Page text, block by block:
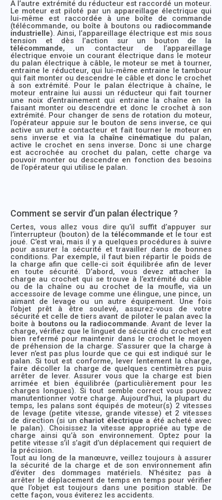
A l’autre extrémité du réducteur est raccordé un moteur.
Le moteur est piloté par un appareillage électrique qui
lui-même est raccordée à une boîte de commande
(télécommande, ou boîte à boutons ou radiocommande
industrielle). Ainsi, l’appareillage électrique est mis sous
tension et dès l’action sur un bouton de la
télécommande, un contacteur de l’appareillage
électrique envoie un courant électrique dans le moteur
du palan électrique à câble, le moteur se met à tourner,
entraine le réducteur, qui lui-même entraine le tambour
qui fait monter ou descendre le câble et donc le crochet
à son extrémité. Pour le palan électrique à chaîne, le
moteur entraine lui aussi un réducteur qui fait tourner
une noix d’entrainement qui entraine la chaîne en la
faisant monter ou descendre et donc le crochet à son
extrémité. Pour changer de sens de rotation du moteur,
l’opérateur appuie sur le bouton de sens inverse, ce qui
active un autre contacteur et fait tourner le moteur en
sens inverse et via la chaîne cinématique du palan,
active le crochet en sens inverse. Donc si une charge
est accrochée au crochet du palan, cette charge va
pouvoir monter ou descendre en fonction des besoins
de l’opérateur qui utilise le palan.
Comment se servir d’un palan électrique ?
Certes, vous allez vous dire qu’il suffit d’appuyer sur
l’interrupteur (bouton) de latélécommande et le tour est
joué. C’est vrai, mais il y a quelques procédures à suivre
pour assurer la sécurité et travailler dans de bonnes
conditions. Par exemple, il faut bien répartir le poids de
la charge afin que celle-ci soit équilibrée afin de lever
en toute sécurité. D’abord, vous devez attacher la
charge au crochet qui se trouve à l’extrémité du câble
ou de la chaîne ou au crochet de la moufle, via un
accessoire de levage comme une élingue, une pince, un
aimant de levage ou un autre équipement. Une fois
l’objet prêt à être soulevé, assurez-vous de votre
sécurité et celle de tiers avant de piloter le palan avec la
boite à boutons ou la radiocommande. Avant de lever la
charge, vérifiez que le linguet de sécurité du crochet est
bien refermé pour maintenir dans le crochet le moyen
de préhension de la charge. S’assurer que la charge à
lever n’est pas plus lourde que ce qui est indiqué sur le
palan. Si tout est conforme, lever lentement la charge,
faire décoller la charge de quelques centimètres puis
arrêter de lever. Assurer vous que la charge est bien
arrimée et bien équilibrée (particulièrement pour les
charges longues). Si tout semble correct vous pouvez
manutentionner votre charge. Aujourd’hui, la plupart du
temps, les palans sont équipés de moteur(s) 2 vitesses
de levage (petite vitesse, grande vitesse) et 2 vitesses
de direction (si un chariot électrique a été acheté avec
le palan). Choisissez la vitesse appropriée au type de
charge ainsi qu’à son environnement. Optez pour la
petite vitesse s’il s’agit d’un déplacement qui requiert de
la précision.
Tout au long de la manœuvre, veillez toujours à assurer
la sécurité de la charge et de son environnement afin
d’éviter des dommages matériels. N’hésitez pas à
arrêter le déplacement de temps en temps pour vérifier
que l’objet est toujours dans une position stable. De
cette façon, vous éviterez les accidents.